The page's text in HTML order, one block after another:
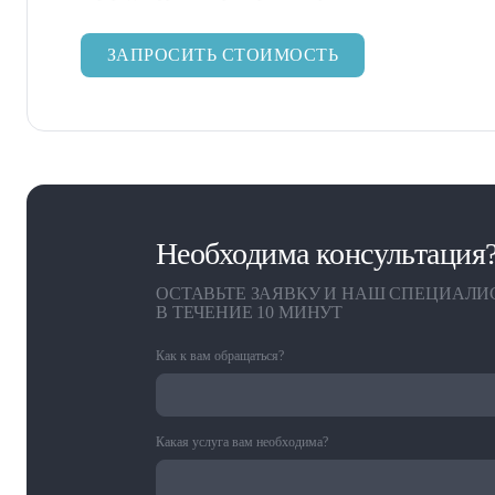
ЗАПРОСИТЬ СТОИМОСТЬ
Необходима
ОСТАВЬТЕ ЗАЯВКУ И НАШ
В ТЕЧЕНИЕ 10 МИНУТ
Как к вам обращаться?
Какая услуга вам необходима?